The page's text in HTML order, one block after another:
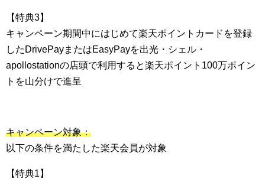
【特典3】
キャンペーン期間中にはじめて楽天ポイントカードを登録
したDrivePayまたはEasyPayを出光・シェル・
apollostationの店頭で利用すると楽天ポイント100万ポイン
トを山分けで進呈
キャンペーン対象：
以下の条件を満たした楽天会員が対象
【特典1】